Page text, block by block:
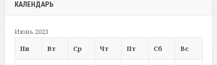
КАЛЕНДАРЬ
Июнь 2023
Пн
Вт Ср Чт Пт Сб Вс